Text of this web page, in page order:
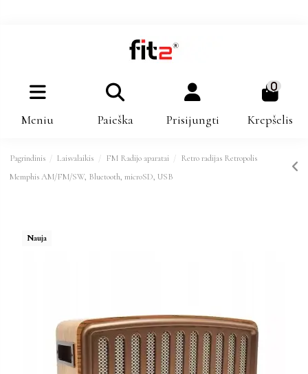
Meniu Paieška Prisijungti
0
Krepšelis
Pagrindinis Laisvalaikis FM Radijo aparatai
Retro radijas Retropolis
Memphis AM/FM/SW, Bluetooth, microSD, USB
Nauja